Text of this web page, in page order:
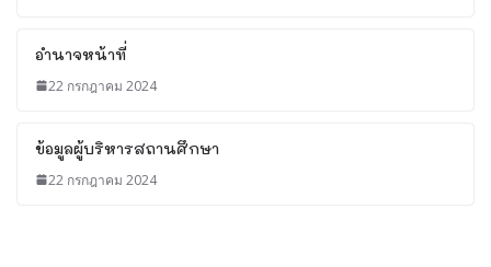
อำนาจหน้าที่
22 กรกฎาคม 2024
ข้อมูลผู้บริหารสถานศึกษา
22 กรกฎาคม 2024